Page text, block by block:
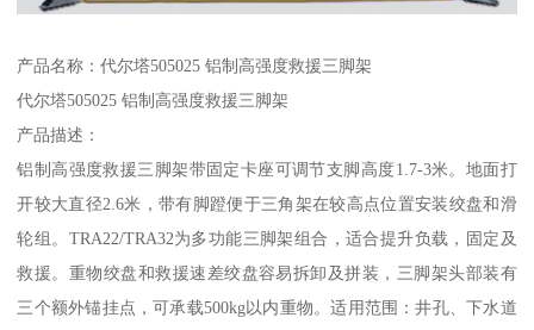
产品名称：代尔塔505025 铝制高强度救援三脚架
代尔塔505025 铝制高强度救援三脚架
产品描述：
铝制高强度救援三脚架带固定卡座可调节支脚高度1.7-3米。地面打
开较大直径2.6米，带有脚蹬便于三角架在较高点位置安装绞盘和滑
轮组。TRA22/TRA32为多功能三脚架组合，适合提升负载，固定及
救援。重物绞盘和救援速差绞盘容易拆卸及拼装，三脚架头部装有
三个额外锚挂点，可承载500kg以内重物。适用范围：井孔、下水道